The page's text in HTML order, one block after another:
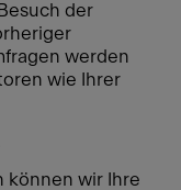
der
werden
wie Ihrer
können wir Ihre